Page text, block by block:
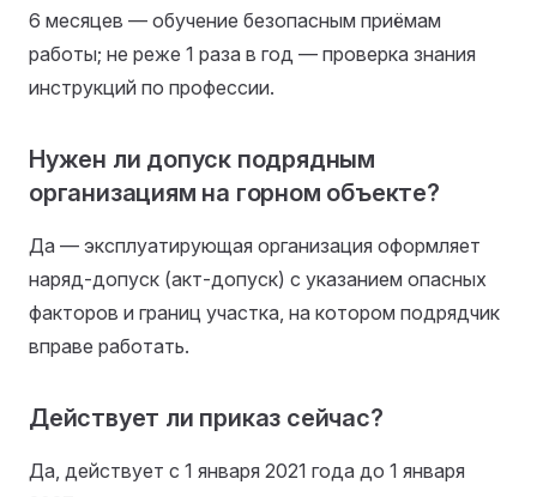
6 месяцев — обучение безопасным приёмам
работы; не реже 1 раза в год — проверка знания
инструкций по профессии.
Нужен ли допуск подрядным
организациям на горном объекте?
Да — эксплуатирующая организация оформляет
наряд-допуск (акт-допуск) с указанием опасных
факторов и границ участка, на котором подрядчик
вправе работать.
Действует ли приказ сейчас?
Да, действует с 1 января 2021 года до 1 января